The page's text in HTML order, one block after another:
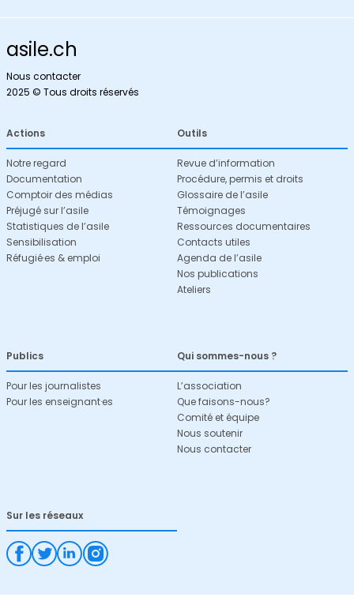
asile.ch
Nous contacter
2025 © Tous droits réservés
Actions
Notre regard
Documentation
Comptoir des médias
Préjugé sur l’asile
Statistiques de l’asile
Sensibilisation
Réfugié·es & emploi
Outils
Revue d’information
Procédure, permis et droits
Glossaire de l’asile
Témoignages
Ressources documentaires
Contacts utiles
Agenda de l’asile
Nos publications
Ateliers
Publics
Pour les journalistes
Pour les enseignant·es
Qui sommes-nous ?
L’association
Que faisons-nous?
Comité et équipe
Nous soutenir
Nous contacter
Sur les réseaux